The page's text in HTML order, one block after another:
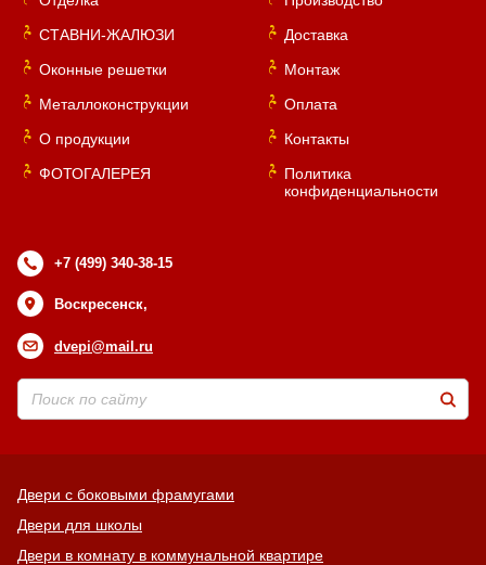
СТАВНИ-ЖАЛЮЗИ
Оконные решетки
Металлоконструкции
О продукции
ФОТОГАЛЕРЕЯ
Доставка
Монтаж
Оплата
Контакты
Политика
конфиденциальности
+7 (499) 340-38-15
Воскресенск,
dvepi@mail.ru
Двери с боковыми фрамугами
Двери для школы
Двери в комнату в коммунальной квартире